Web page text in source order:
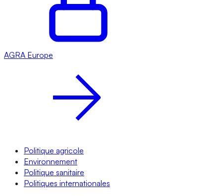
AGRA Europe
Politique agricole
Environnement
Politique sanitaire
Politiques internationales